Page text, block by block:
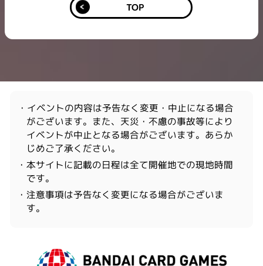
TOP
・イベントの内容は予告なく変更・中止になる場合
がございます。また、天災・不慮の事故等により
イベントが中止となる場合がございます。あらか
じめご了承ください。
・本サイトに記載の日程は全て開催地での現地時間
です。
・注意事項は予告なく変更になる場合がございま
す。